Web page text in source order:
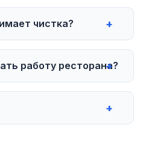
чистка?
работу ресторана?